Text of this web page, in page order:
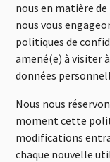
nous en matière
nous vous
politiques de
amené(e) à visiter
données
Nous nous
moment cette
modifications
chaque nouvelle